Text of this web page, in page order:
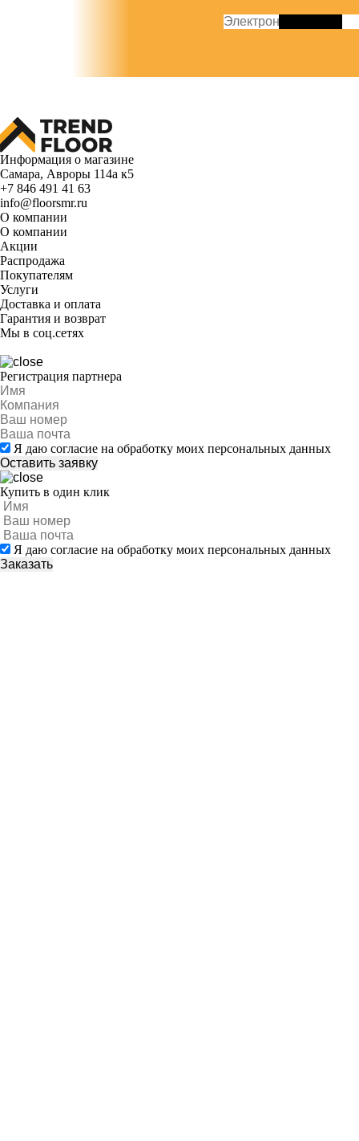
Информация о магазине
Самара, Авроры 114а к5
+7 846 491 41 63
info@floorsmr.ru
О компании
О компании
Акции
Распродажа
Покупателям
Услуги
Доставка и оплата
Гарантия и возврат
Мы в соц.сетях
Регистрация партнера
Я даю согласие на обработку моих персональных данных
Купить в один клик
Я даю согласие на обработку моих персональных данных